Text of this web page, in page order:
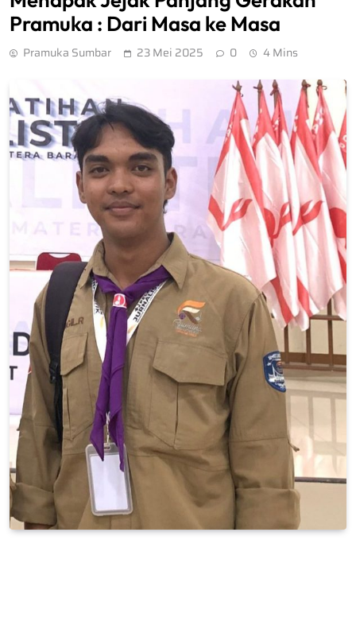
Pramuka : Dari Masa ke Masa
Pramuka Sumbar 23 Mei 2025 0 4 Mins